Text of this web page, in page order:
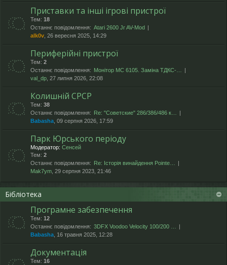
Приставки та інші ігрові пристрої
Тем: 18
Останнє повідомлення: Atari 2600 Jr AV-Mod
alk0v , 26 вересня 2025, 14:29
Периферійні пристрої
Тем: 2
Останнє повідомлення: Монітор МС 6105. Заміна ТДКС-…
val_dp , 27 липня 2026, 22:08
Колишній СРСР
Тем: 38
Останнє повідомлення:
Re: "Cоветские" 286/386/486 к…
Babasha , 09 серпня 2026, 17:59
Парк Юрського періоду
Модератор: Сенсей
Тем: 2
Останнє повідомлення:
Re: Історія винайдення Pointe…
Mak7ym , 29 серпня 2023, 21:46
Бібліотека
Програмне забезпечення
Тем: 12
Останнє повідомлення: 3DFX Voodoo Velocity 100/200 …
Babasha , 16 травня 2025, 12:28
Документація
Тем: 16